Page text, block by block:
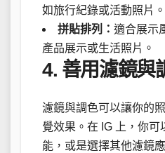
如旅行紀錄或活動照片。
拼貼排列： 適合展示
產品展示或生活照片。
4. 善用濾鏡與
濾鏡與調色可以讓你的
覺效果。在 IG 上，你可
能，或是選擇其他濾鏡